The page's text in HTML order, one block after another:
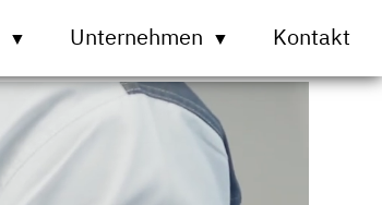
Unternehmen Kontakt